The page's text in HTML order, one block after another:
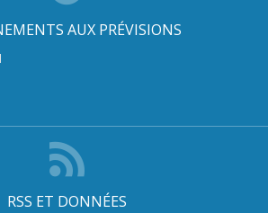
AUX PRÉVISIONS
RSS ET DONNÉES